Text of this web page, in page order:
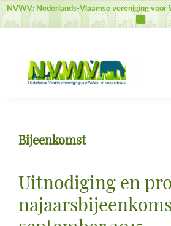
Door
naar
inhoud
Spring
naar
sidebar
Spring
naar
NVWV: Nederlands-Vlaamse vereniging voor
voor
en
Voederbouw
Bijeenkomst
Uitnodiging en